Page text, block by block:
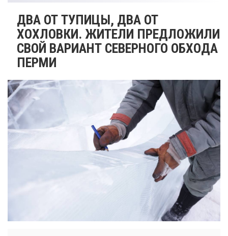
ДВА ОТ ТУПИЦЫ, ДВА ОТ
ХОХЛОВКИ. ЖИТЕЛИ ПРЕДЛОЖИЛИ
СВОЙ ВАРИАНТ СЕВЕРНОГО ОБХОДА
ПЕРМИ